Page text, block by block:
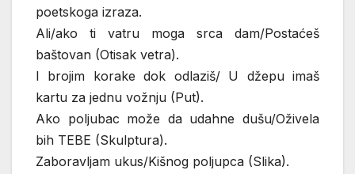
poetskoga izraza.
Ali/ako ti vatru moga srca dam/Postaćeš
baštovan (Otisak vetra).
I brojim korake dok odlaziš/ U džepu imaš
kartu za jednu vožnju (Put).
Ako poljubac može da udahne dušu/Oživela
bih TEBE (Skulptura).
Zaboravljam ukus/Kišnog poljupca (Slika).